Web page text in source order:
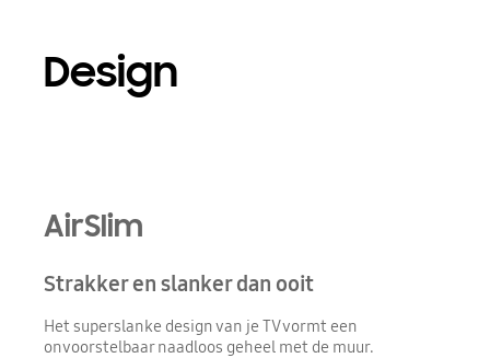
Design
AirSlim
Strakker en slanker dan ooit
Het superslanke design van je TV vormt een
onvoorstelbaar naadloos geheel met de muur.